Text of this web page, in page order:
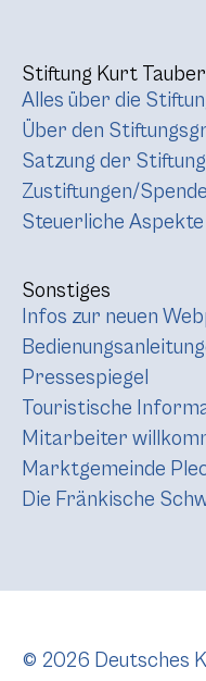
Stiftung Kurt Tauber
Alles über die
Über den
Satzung der Stiftung
Zustiftungen/
Steuerliche Aspekte
Sonstiges
Infos zur neuen
Pressespiegel
Touristische
Mitarbeiter
Marktgemeinde
Die Fränkische
© 2026 Deutsches